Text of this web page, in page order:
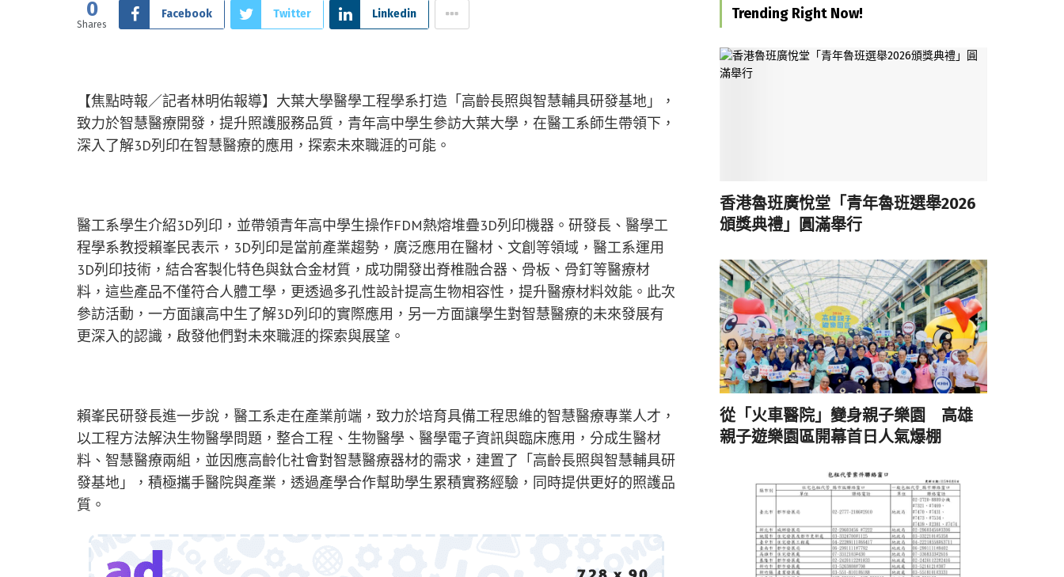
0
Shares
Facebook Twitter Linkedin
【焦點時報／記者林明佑報導】大葉大學醫學工程學系打造「高齡長照與智慧輔具研發基地」，
致力於智慧醫療開發，提升照護服務品質，青年高中學生參訪大葉大學，在醫工系師生帶領下，
深入了解3D列印在智慧醫療的應用，探索未來職涯的可能。
醫工系學生介紹3D列印，並帶領青年高中學生操作FDM熱熔堆疊3D列印機器。研發長、醫學工
程學系教授賴峯民表示，3D列印是當前產業趨勢，廣泛應用在醫材、文創等領域，醫工系運用
3D列印技術，結合客製化特色與鈦合金材質，成功開發出脊椎融合器、骨板、骨釘等醫療材
料，這些產品不僅符合人體工學，更透過多孔性設計提高生物相容性，提升醫療材料效能。此次
參訪活動，一方面讓高中生了解3D列印的實際應用，另一方面讓學生對智慧醫療的未來發展有
更深入的認識，啟發他們對未來職涯的探索與展望。
賴峯民研發長進一步說，醫工系走在產業前端，致力於培育具備工程思維的智慧醫療專業人才，
以工程方法解決生物醫學問題，整合工程、生物醫學、醫學電子資訊與臨床應用，分成生醫材
料、智慧醫療兩組，並因應高齡化社會對智慧醫療器材的需求，建置了「高齡長照與智慧輔具研
發基地」，積極攜手醫院與產業，透過產學合作幫助學生累積實務經驗，同時提供更好的照護品
質。
Trending Right Now!
香港魯班廣悅堂「青年魯班選舉2026
頒獎典禮」圓滿舉行
從「火車醫院」變身親子樂園 高雄
親子遊樂園區開幕首日人氣爆棚